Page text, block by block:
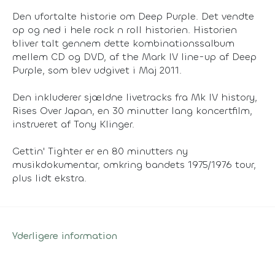
Den ufortalte historie om Deep Purple. Det vendte
op og ned i hele rock n roll historien. Historien
bliver talt gennem dette kombinationssalbum
mellem CD og DVD, af the Mark IV line-up af Deep
Purple, som blev udgivet i Maj 2011.
Den inkluderer sjældne livetracks fra Mk IV history,
Rises Over Japan, en 30 minutter lang koncertfilm,
instrueret af Tony Klinger.
Gettin' Tighter er en 80 minutters ny
musikdokumentar, omkring bandets 1975/1976 tour,
plus lidt ekstra.
Yderligere information